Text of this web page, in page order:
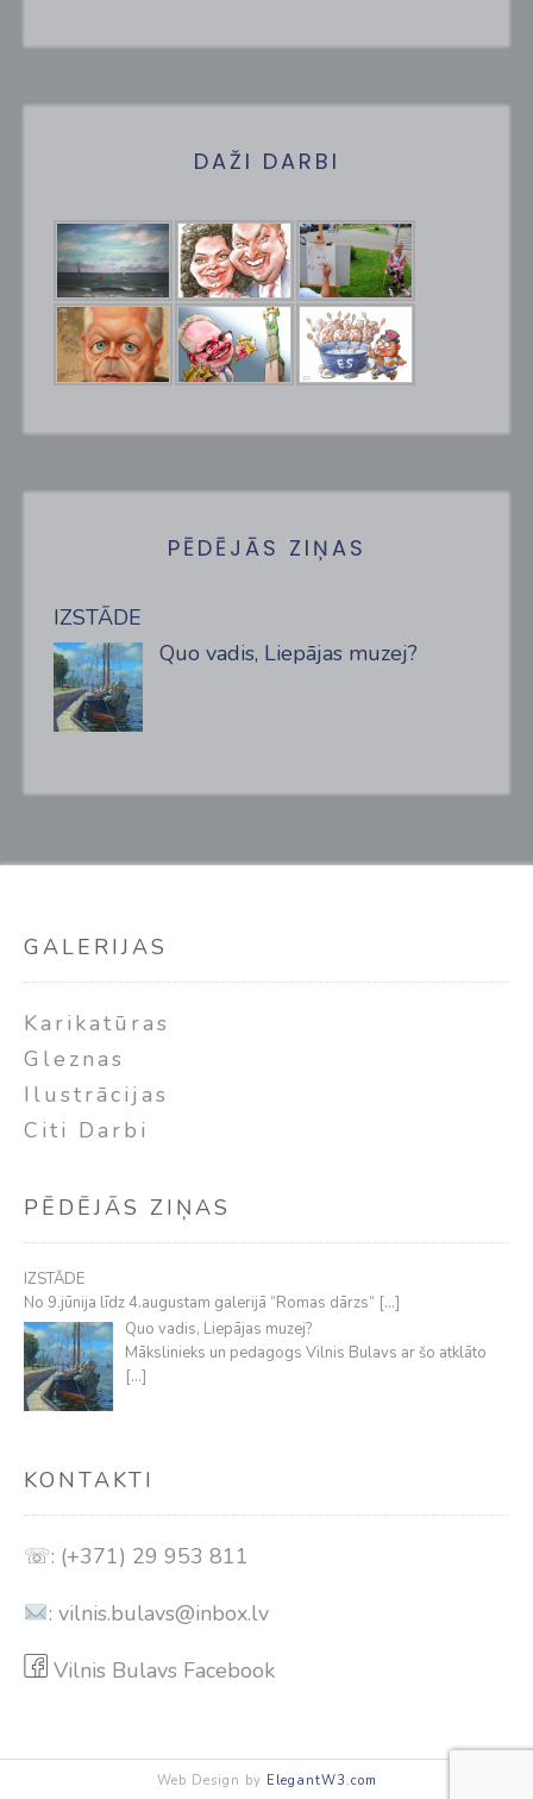
DAŽI DARBI
PĒDĒJĀS ZIŅAS
IZSTĀDE
Quo vadis, Liepājas muzej?
GALERIJAS
Karikatūras
Gleznas
Ilustrācijas
Citi Darbi
PĒDĒJĀS ZIŅAS
IZSTĀDE
No 9.jūnija līdz 4.augustam galerijā “Romas dārzs” […]
Quo vadis, Liepājas muzej?
Mākslinieks un pedagogs Vilnis Bulavs ar šo atklāto
[…]
KONTAKTI
☏: (+371) 29 953 811
: vilnis.bulavs@inbox.lv
Vilnis Bulavs Facebook
Web Design by ElegantW3.com